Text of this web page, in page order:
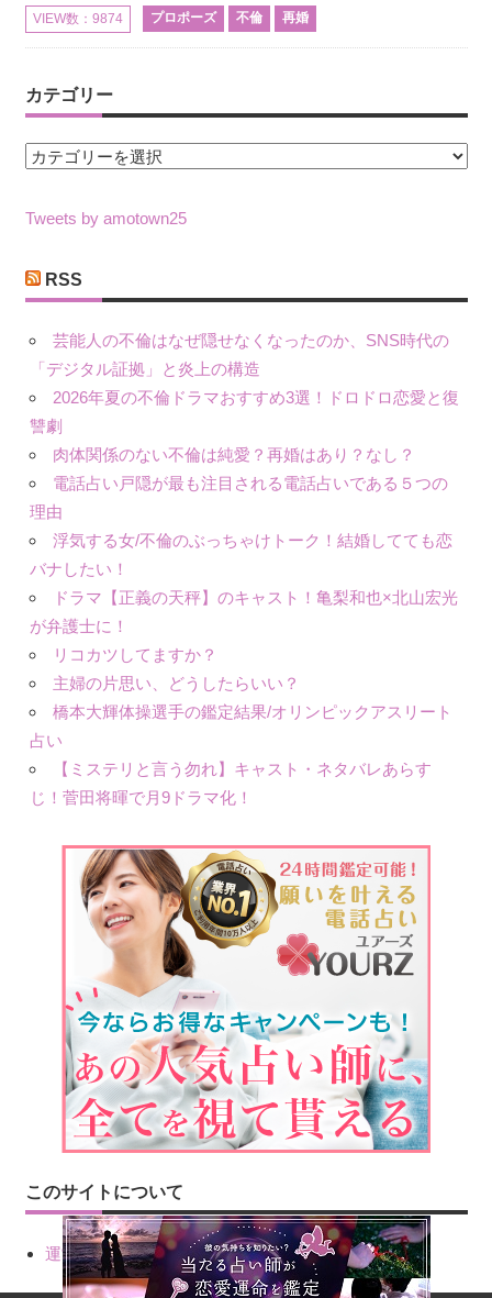
VIEW数：9874 プロポーズ 不倫 再婚
カテゴリー
カ
ゴ
ー
Tweets by amotown25
RSS
芸能人の不倫はなぜ隠せなくなったのか、SNS時代の
「デジタル証拠」と炎上の構造
2026年夏の不倫ドラマおすすめ3選！ドロドロ恋愛と復
讐劇
肉体関係のない不倫は純愛？再婚はあり？なし？
電話占い戸隠が最も注目される電話占いである５つの
理由
浮気する女/不倫のぶっちゃけトーク！結婚してても恋
バナしたい！
ドラマ【正義の天秤】のキャスト！亀梨和也×北山宏光
が弁護士に！
リコカツしてますか？
主婦の片思い、どうしたらいい？
橋本大輝体操選手の鑑定結果/オリンピックアスリート
占い
【ミステリと言う勿れ】キャスト・ネタバレあらす
じ！菅田将暉で月9ドラマ化！
このサイトについて
運営会社情報